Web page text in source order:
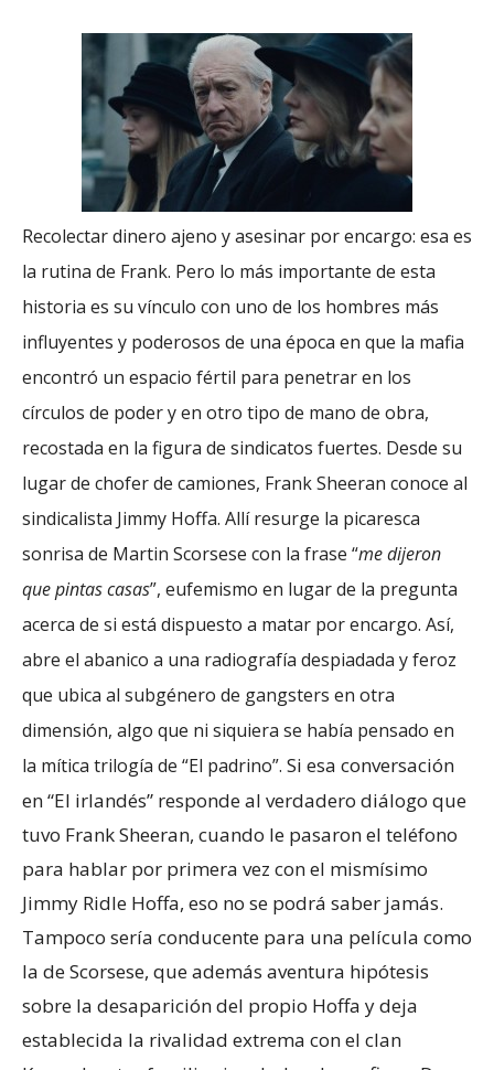
Recolectar dinero ajeno y asesinar por encargo: esa es
la rutina de Frank. Pero lo más importante de esta
historia es su vínculo con uno de los hombres más
influyentes y poderosos de una época en que la mafia
encontró un espacio fértil para penetrar en los
círculos de poder y en otro tipo de mano de obra,
recostada en la figura de sindicatos fuertes. Desde su
lugar de chofer de camiones, Frank Sheeran conoce al
sindicalista Jimmy Hoffa. Allí resurge la picaresca
sonrisa de Martin Scorsese con la frase “me dijeron
que pintas casas”, eufemismo en lugar de la pregunta
acerca de si está dispuesto a matar por encargo. Así,
abre el abanico a una radiografía despiadada y feroz
que ubica al subgénero de gangsters en otra
dimensión, algo que ni siquiera se había pensado en
la mítica trilogía de “El padrino”. Si esa conversación
en “El irlandés” responde al verdadero diálogo que
tuvo Frank Sheeran, cuando le pasaron el teléfono
para hablar por primera vez con el mismísimo
Jimmy Ridle Hoffa, eso no se podrá saber jamás.
Tampoco sería conducente para una película como
la de Scorsese, que además aventura hipótesis
sobre la desaparición del propio Hoffa y deja
establecida la rivalidad extrema con el clan